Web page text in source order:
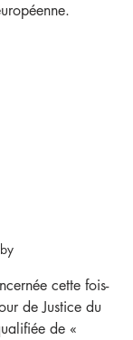
cette fois-
de Justice du
de «